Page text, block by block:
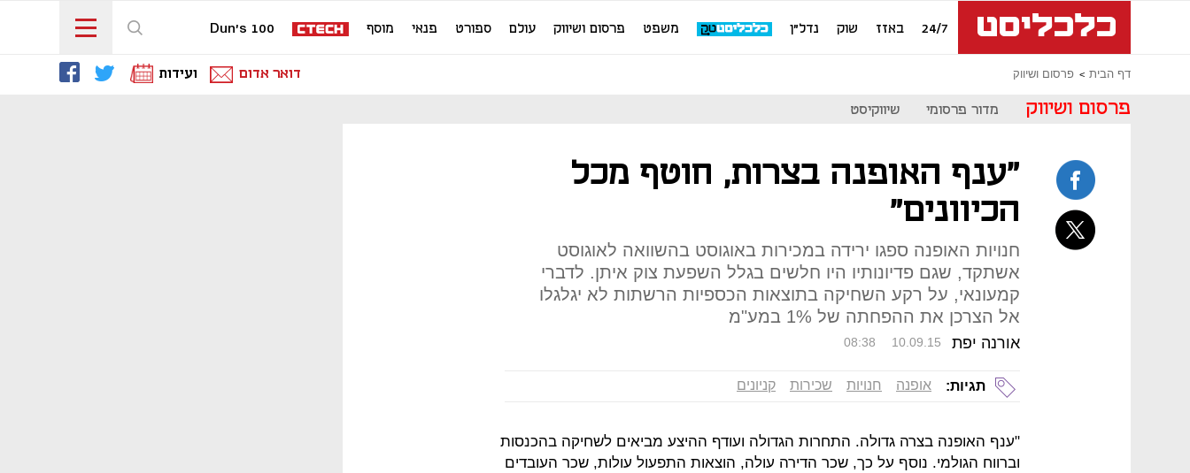
24/7 באזז שוק נדל"ן משפט פרסום ושיווק עולם ספורט פנאי מוסף Dun's 100
דף הבית פרסום ושיווק דואר אדום ועידות
פרסום ושיווק מדור פרסומי שיווקיסט
"ענף האופנה בצרות, חוטף מכל
הכיוונים"
חנויות האופנה ספגו ירידה במכירות באוגוסט בהשוואה לאוגוסט
אשתקד, שגם פדיונותיו היו חלשים בגלל השפעת צוק איתן. לדברי
קמעונאי, על רקע השחיקה בתוצאות הכספיות הרשתות לא יגלגלו
אל הצרכן את ההפחתה של 1% במע"מ
אורנה יפת 08:38 10.09.15
תגיות: אופנה חנויות שכירות קניונים
"ענף האופנה בצרה גדולה. התחרות הגדולה ועודף ההיצע מביאים לשחיקה בהכנסות
וברווח הגולמי. נוסף על כך, שכר הדירה עולה, הוצאות התפעול עולות, שכר העובדים